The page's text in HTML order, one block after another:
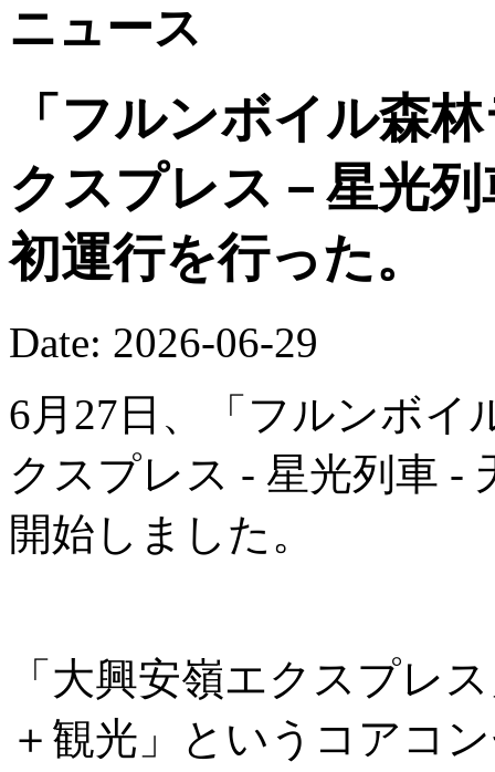
ニュース
「フルンボイル森
クスプレス－星光
初運行を行った。
Date: 2026-06-29
6月27日、「フルンボイ
クスプレス - 星光列車 -
開始しました。
「大興安嶺エクスプレ
＋観光」というコアコ